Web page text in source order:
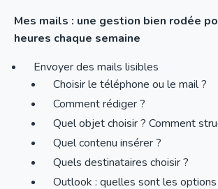
Mes mails : une gestion bien rodée
heures chaque semaine
Envoyer des mails lisibles
Choisir le téléphone ou le mail ?
Comment rédiger ?
Quel objet choisir ? Comment
Quel contenu insérer ?
Quels destinataires choisir ?
Outlook : quelles sont les